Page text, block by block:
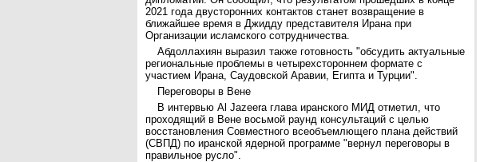
2021 года двусторонних контактов станет возвращение в
ближайшее время в Джидду представителя Ирана при
Организации исламского сотрудничества.
Абдоллахиян выразил также готовность "обсудить актуальные
региональные проблемы в четырехстороннем формате с
участием Ирана, Саудовской Аравии, Египта и Турции".
Переговоры в Вене
В интервью Al Jazeera глава иранского МИД отметил, что
проходящий в Вене восьмой раунд консультаций с целью
восстановления Совместного всеобъемлющего плана действий
(СВПД) по иранской ядерной программе "вернул переговоры в
правильное русло".